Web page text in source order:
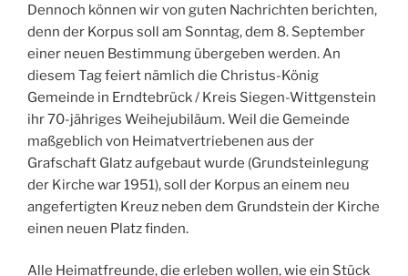
Dennoch können wir von guten Nachrichten berichten,
denn der Korpus soll am Sonntag, dem 8. September
einer neuen Bestimmung übergeben werden. An
diesem Tag feiert nämlich die Christus-König
Gemeinde in Erndtebrück / Kreis Siegen-Wittgenstein
ihr 70-jähriges Weihejubiläum. Weil die Gemeinde
maßgeblich von Heimatvertriebenen aus der
Grafschaft Glatz aufgebaut wurde (Grundsteinlegung
der Kirche war 1951), soll der Korpus an einem neu
angefertigten Kreuz neben dem Grundstein der Kirche
einen neuen Platz finden.
Alle Heimatfreunde, die erleben wollen, wie ein Stück